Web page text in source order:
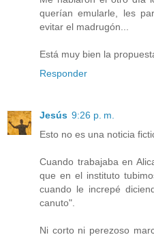
querían emularle, les
evitar el madrugón...
Está muy bien la
Responder
Jesús 9:26 p. m.
Esto no es una noticia
Cuando trabajaba en
que en el instituto
cuando le increpé
canuto".
Ni corto ni perezoso